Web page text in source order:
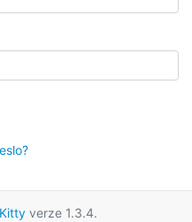
verze 1.3.4.